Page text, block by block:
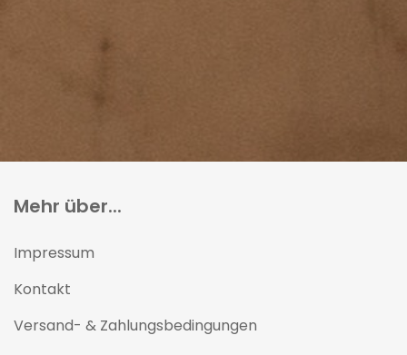
Mehr über...
Impressum
Kontakt
Versand- & Zahlungsbedingungen